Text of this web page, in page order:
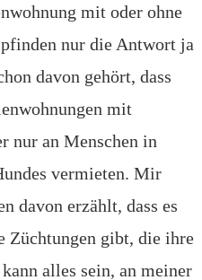
mit oder ohne
nur die Antwort ja
davon gehört, dass
mit
nur an Menschen in
vermieten. Mir
davon erzählt, dass es
Züchtungen gibt, die ihre
alles sein, an meiner